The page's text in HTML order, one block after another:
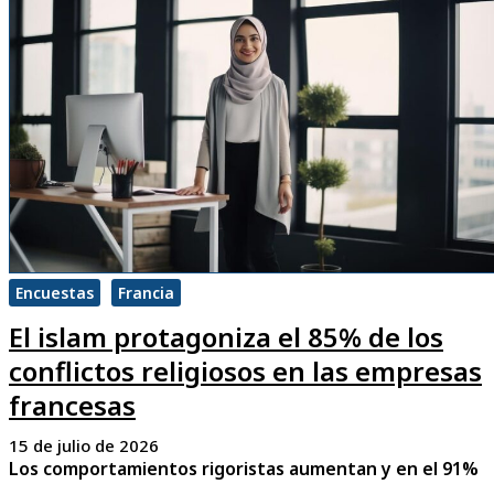
Encuestas Francia
El islam protagoniza el 85% de los
conflictos religiosos en las empresas
francesas
15 de julio de 2026
Los comportamientos rigoristas aumentan y en el 91%